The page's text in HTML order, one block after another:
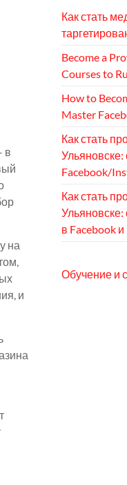
в
на
и
Как стать
Become a
Courses to
How to
Master
Как стать
Facebook/
Как стать
Ульяновске:
в Facebook
Обучение и